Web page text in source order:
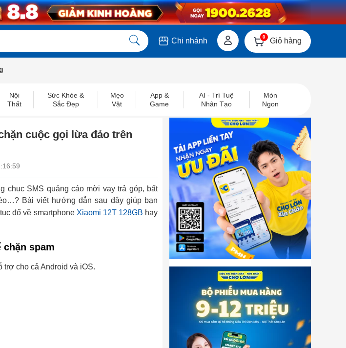
Chi nhánh 0 Giỏ hàng
Nội
Thất
Sức Khỏe &
Sắc Đẹp
Mẹo
Vặt
App &
Game
AI - Trí Tuệ
Nhân Tạo
Món
Ngon
cuộc gọi lừa đảo trên
chục SMS quảng cáo mời vay trả góp, bất
Bài viết hướng dẫn sau đây giúp bạn
đổ về smartphone Xiaomi 12T 128GB hay
chặn spam
trợ cho cả Android và iOS.